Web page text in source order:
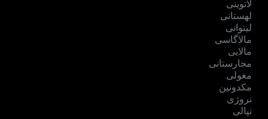
لاتوینی
لهستانی
لیتوانی
مالاگاسی
مالایی
مجارستانی
مغولی
مکدونین
نروژی
نپالی